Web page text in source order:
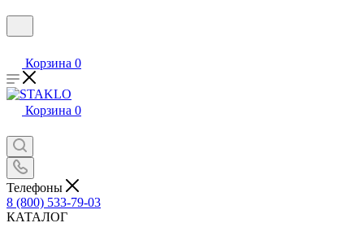
Корзина 0
Корзина 0
Телефоны
8 (800) 533-79-03
КАТАЛОГ